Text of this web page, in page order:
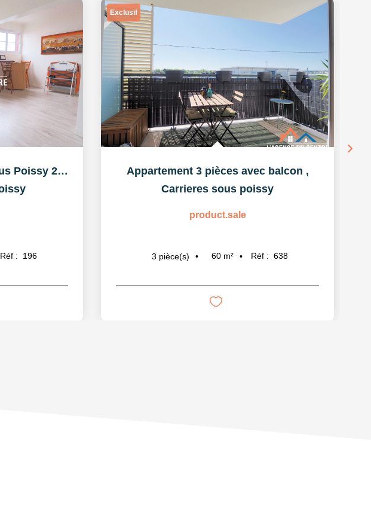
Appartement Carrieres Sous Poissy 2 pièce(s)
Réf : 196
Exclusif
Appartement 3 pièces avec balcon ,
Carrieres sous poissy
product.sale
3 pièce(s) 60 m² Réf : 638